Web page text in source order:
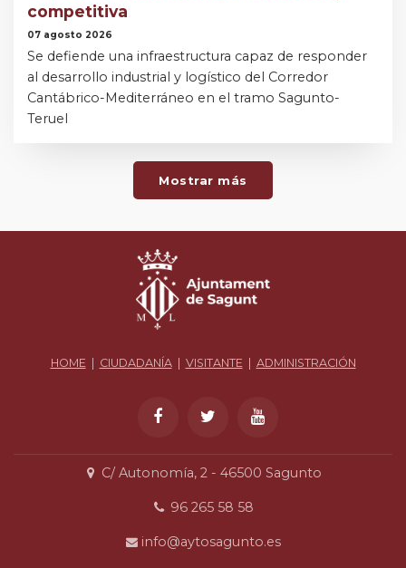
competitiva
07 agosto 2026
Se defiende una infraestructura capaz de responder
al desarrollo industrial y logístico del Corredor
Cantábrico-Mediterráneo en el tramo Sagunto-
Teruel
Mostrar más
HOME CIUDADANÍA| VISITANTE ADMINISTRACIÓN
C/ Autonomía, 2 - 46500 Sagunto
96 265 58 58
info@aytosagunto.es